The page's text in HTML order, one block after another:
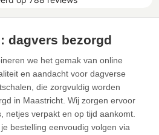
dagvers bezorgd
we het gemak van online
en aandacht voor dagverse
die zorgvuldig worden
in Maastricht. Wij zorgen ervoor
netjes verpakt en op tijd aankomt.
bestelling eenvoudig volgen via